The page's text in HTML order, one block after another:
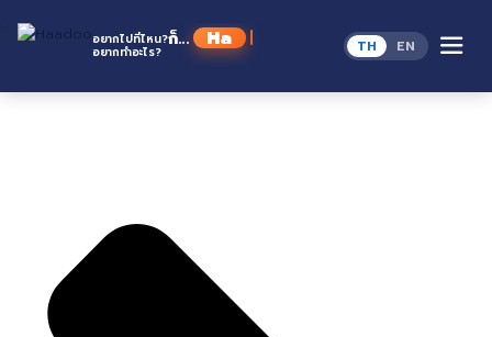
อยากไปที่ไหน?
อยากทำอะไร?
ก็... Haadoo
อ่านว่า หาดู
TH EN
Home